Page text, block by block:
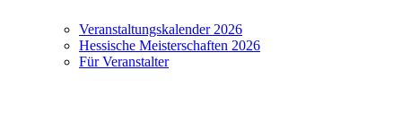
Veranstaltungskalender 2026
Hessische Meisterschaften 2026
Für Veranstalter